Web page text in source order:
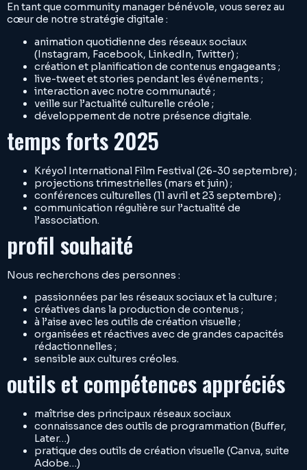
En tant que community manager bénévole, vous serez au
cœur de notre stratégie digitale :
animation quotidienne des réseaux sociaux
(Instagram, Facebook, LinkedIn, Twitter) ;
création et planification de contenus engageants ;
live-tweet et stories pendant les événements ;
interaction avec notre communauté ;
veille sur l’actualité culturelle créole ;
développement de notre présence digitale.
temps forts 2025
Kréyol International Film Festival (26-30 septembre) ;
projections trimestrielles (mars et juin) ;
conférences culturelles (11 avril et 23 septembre) ;
communication régulière sur l’actualité de
l’association.
profil souhaité
Nous recherchons des personnes :
passionnées par les réseaux sociaux et la culture ;
créatives dans la production de contenus ;
à l’aise avec les outils de création visuelle ;
organisées et réactives avec de grandes capacités
rédactionnelles ;
sensible aux cultures créoles.
outils et compétences appréciés
maîtrise des principaux réseaux sociaux
connaissance des outils de programmation (Buffer,
Later…)
pratique des outils de création visuelle (Canva, suite
Adobe…)